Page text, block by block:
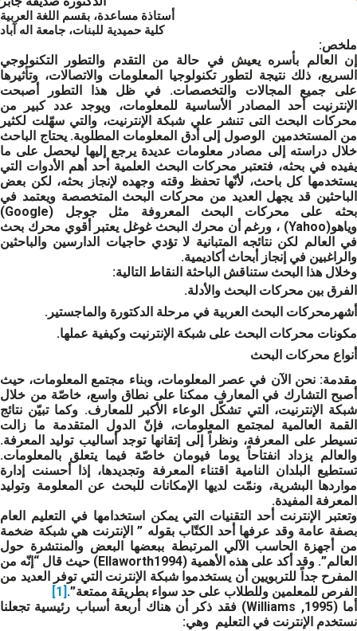
أستاذة مساعدة، بقسم اللغة العربية
كلية حميدية للبنات، جامعة اله آباد
ملخص:
إن العالم بأسره يعيش في حالة من التقدم والتطور التكنولوجي
السريع، ذلك نتيجة لتطور تكنولوجيا المعلومات والاتصالات، وتأثيرها
على جميع المجالات والتخصصات. في ظل هذا التطور أصبحت
الإنترنيت أحد المصادر الأساسية للمعلومات، ويوجد عدد كبير من
محركات البحث التى تنشر علي شبكة الإنترنيت، والتي سهّلت لكثير
من المستخدمين الوصول إلى أدق المعلومات المطلوبة. يحتاج الباحث
خلال دراسته إلى مصادر معلومات عديدة يرجع إليها ليحصل على ما
يفيده في بحثه، فتعتبر محركات البحث العلمية أحد أهم الأدوات التي
يستخدمها كل باحث، لأنّها تحفظ وقته وجهده لإنجاز بحثه، لكن بعض
الباحثين قد يجهل العديد من محركات البحث المتخصصة ويعتمد في
بحثه على محركات البحث المعروفة مثل جوجل (Google)
وياهو(Yahoo) ، ورغم أن محرك البحث غوغل يعتبر أقوي محرك بحث
في العالم لكن نتائجه المتبانية لا تؤدي حاجيات الدارسين والباحثين
والراغبين في إنجاز أبحاث أكاديمية.
وخلال هذا البحث ستناقش الباحثة النقاط التالية:
الفرق بين محركات البحث والأدلة.
أشهرمحركات البحث العربية في مرحلة الدكتورة والماجستير.
مكونات محركات البحث على شبكة الإنترنيت وكيفية عملها.
أنواع محركات البحث
مقدمة:نحن الآن في عصر المعلومات، وبناء مجتمع المعلومات، حيث
أصبح التشارك في المعارف ممكنا على نطاق واسع، خاصّة من خلال
شبكة الإنترنيت، التي تشكّل الوعاء الأكبر للمعارف. وكما تبيّن نتائج
القمة العالمية لمجتمع المعلومات، فإنّ الدول المتقدمة ما زالت
تسيطر على المعرفة، ونظراً إلى إتقانها توجد أساليب توليد المعرفة.
والعالم يزداد انفتاحاً يوما فيومان خاصّة فيما يتعلق بالمعلومات.
تستطيع البلدان النامية اقتناء المعرفة وتجديدها، إذا أحسنت إدارة
مواردها البشرية، ونمّت لديها الإمكانات للبحث عن المعلومة وتوليد
المعرفة المفيدة.
وتعتبر الإنترنت أحد التقنيات التي يمكن استخدامها في التعليم العام
بصفة عامة وقد عرفها أحد الكتّاب بقوله ” الإنترنت هي شبكة ضخمة
من أجهزة الحاسب الآلي المرتبطة ببعضها البعض والمنتشرة حول
العالم”. وقد أكد على هذه الأهمية (Ellaworth1994) حيث قال “إنّه من
المفرح جداً للتربويين أن يستخدموا شبكة الإنترنت التي توفر العديد من
الفرص للمعلمين وللطلاب على حد سواء بطريقة ممتعة”.
أما (1995, Williams) فقد ذكر أن هناك أربعة أسباب رئيسية تجعلنا
نستخدم الإنترنت في التعليم وهي: